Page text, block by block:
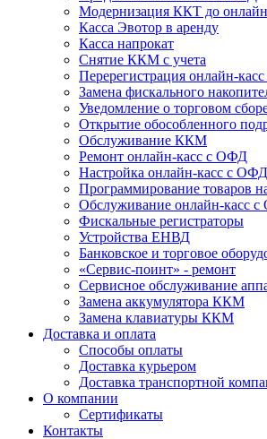
Модернизация ККТ до
Касса Эвотор в аренду
Касса напрокат
Снятие ККМ с учета
Перерегистрация онлайн-
Замена фискального
Уведомление о торговом
Открытие обособленного
Обслуживание ККМ
Ремонт онлайн-касс с ОФД
Настройка онлайн-касс с ОФД
Программирование товаров
Обслуживание онлайн-касс
Фискальные регистраторы
Устройства ЕНВД
Банковское и торговое
«Сервис-поинт» - ремонт
Сервисное обслуживание
Замена аккумулятора ККМ
Замена клавиатуры ККМ
Доставка и оплата
Способы оплаты
Доставка курьером
Доставка транспортной
О компании
Сертификаты
Контакты